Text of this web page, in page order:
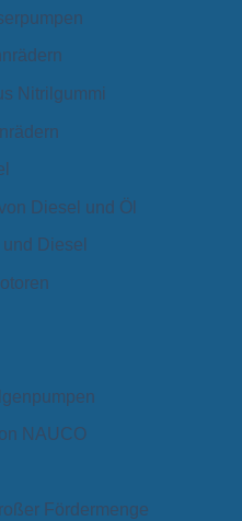
Nitrilgummi
Diesel und Öl
Diesel
NAUCO
Fördermenge